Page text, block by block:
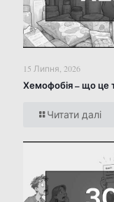
15 Липня, 2026
Хемофобія – що це
Читати далі